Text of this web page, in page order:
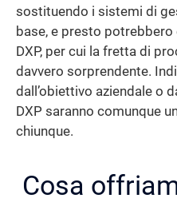
sostituendo i sistemi di
base, e presto
DXP, per cui la fretta di
davvero sorprendente.
dall’obiettivo aziendale o
DXP saranno comunque
chiunque.
Cosa